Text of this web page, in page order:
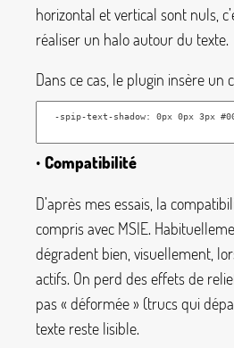
horizontal et vertical sont nuls,
réaliser un halo autour du texte.
Dans ce cas, le plugin insère un
• Compatibilité
D’après mes essais, la
compris avec MSIE.
dégradent bien, visuellement,
actifs. On perd des effets de
pas « déformée» (trucs qui
texte reste lisible.